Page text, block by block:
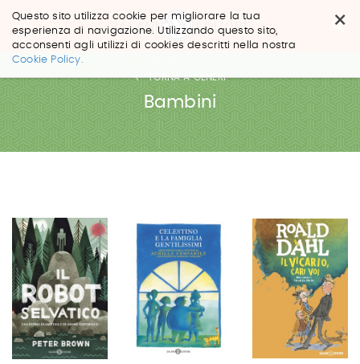
×
Questo sito utilizza cookie per migliorare la tua
esperienza di navigazione. Utilizzando questo sito,
acconsenti agli utilizzi di cookies descritti nella nostra
Cookie Policy.
Salta
contenuti.
Salta
Bambini
TORNA A GENERI